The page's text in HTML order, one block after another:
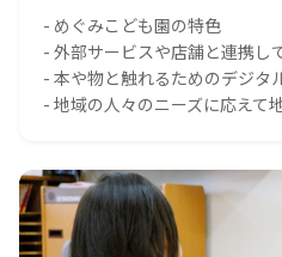
- めぐみこども園の特色
- 外部サービスや店舗と連携し
- 本や物と触れるためのデジタ
- 地域の人々のニーズに応えて